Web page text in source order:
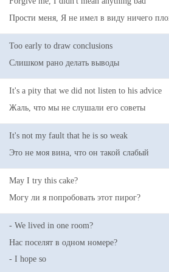
Прости меня, Я не имел в виду ничего
Too early to draw conclusions
Слишком рано делать выводы
It's a pity that we did not listen to his advice
Жаль, что мы не слушали его советы
It's not my fault that he is so weak
Это не моя вина, что он такой слабый
May I try this cake?
Могу ли я попробовать этот пирог?
- We lived in one room?
Нас поселят в одном номере?
- I hope so